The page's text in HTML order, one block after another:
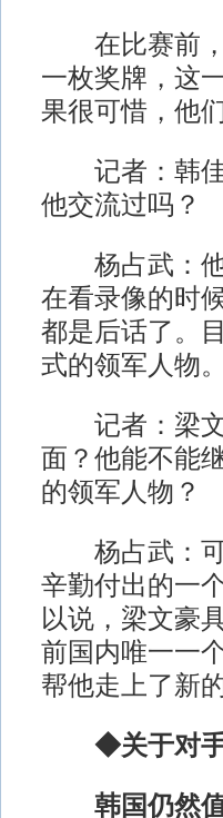
在比赛前，
一枚奖牌，这
果很可惜，他
记者：韩佳
他交流过吗？
杨占武：他
在看录像的时
都是后话了。
式的领军人物。
记者：梁文
面？他能不能
的领军人物？
杨占武：可
辛勤付出的一
以说，梁文豪
前国内唯一一
帮他走上了新
◆关于对
韩国仍然值